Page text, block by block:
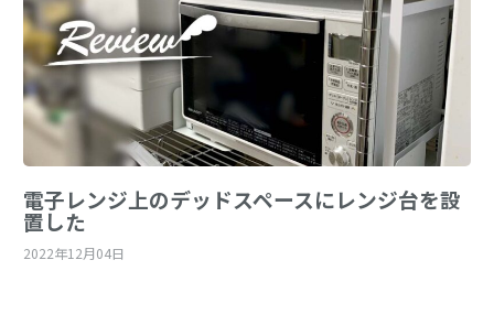
電子レンジ上のデッドスペースにレンジ台を設
置した
2022年12月04日